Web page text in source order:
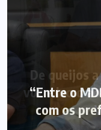
“Entre o
com os